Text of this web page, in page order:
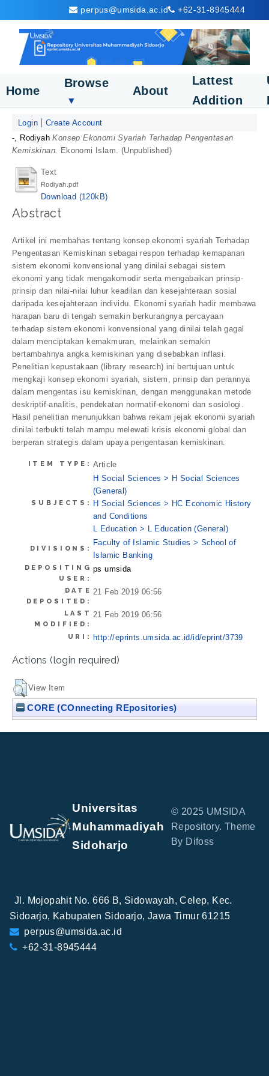
perpus@umsida.ac.id +62-31-8945444
Home
Browse
▼
About
Lattest
Addition
Login
Create Account
-, Rodiyah Konsep Ekonomi Syariah Terhadap Pengentasan
Kemiskinan. Ekonomi Islam. (Unpublished)
Text
Rodiyah.pdf
Download (120kB)
Abstract
Artikel ini membahas tentang konsep ekonomi syariah Terhadap
Pengentasan Kemiskinan sebagai respon terhadap kemapanan
sistem ekonomi konvensional yang dinilai sebagai sistem
ekonomi yang tidak mengakomodir serta mengabaikan prinsip-
prinsip dan nilai-nilai luhur keadilan dan kesejahteraan sosial
daripada kesejahteraan individu. Ekonomi syariah hadir membawa
harapan baru di tengah semakin berkurangnya percayaan
terhadap sistem ekonomi konvensional yang dinilai telah gagal
dalam menciptakan kemakmuran, melainkan semakin
bertambahnya angka kemiskinan yang disebabkan inflasi.
Penelitian kepustakaan (library research) ini bertujuan untuk
mengkaji konsep ekonomi syariah, sistem, prinsip dan perannya
dalam mengentas isu kemiskinan, dengan menggunakan metode
deskriptif-analitis, pendekatan normatif-ekonomi dan sosiologi.
Hasil penelitian menunjukkan bahwa rekam jejak ekonomi syariah
dinilai terbukti telah mampu melewati krisis ekonomi global dan
berperan strategis dalam upaya pengentasan kemiskinan.
ITEM TYPE: Article
SUBJECTS:
H Social Sciences > H Social Sciences
(General)
H Social Sciences > HC Economic History
and Conditions
L Education > L Education (General)
DIVISIONS:
Faculty of Islamic Studies > School of
Islamic Banking
DEPOSITING
USER:
ps umsida
DATE
DEPOSITED:
21 Feb 2019 06:56
LAST
MODIFIED:
21 Feb 2019 06:56
URI: http://eprints.umsida.ac.id/id/eprint/3739
Actions (login required)
View Item
CORE (COnnecting REpositories)
Universitas
Muhammadiyah
Sidoharjo
© 2025 UMSIDA
Repository. Theme
By Difoss
Jl. Mojopahit No. 666 B, Sidowayah, Celep, Kec.
Sidoarjo, Kabupaten Sidoarjo, Jawa Timur 61215
perpus@umsida.ac.id
+62-31-8945444